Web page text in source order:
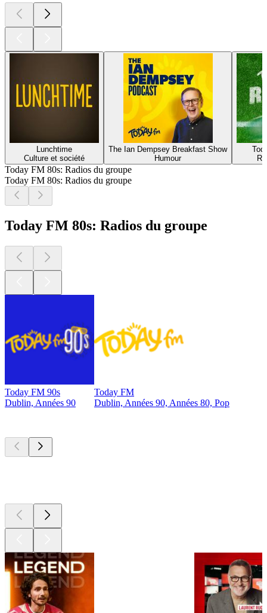
Lunchtime
Culture et société
The Ian Dempsey Breakfast Show
Humour
Today FM 80s: Radios du groupe
Today FM 80s: Radios du groupe
Today FM 80s: Radios du groupe
Today FM 90s
Dublin, Années 90
Today FM
Dublin, Années 90, Années 80, Pop